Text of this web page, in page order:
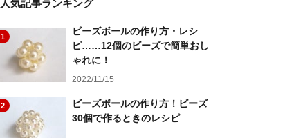
人気記事ランキング
1
ビーズボールの作り方・レシ
ピ……12個のビーズで簡単おし
ゃれに！
2022/11/15
2
ビーズボールの作り方！ビーズ
30個で作るときのレシピ